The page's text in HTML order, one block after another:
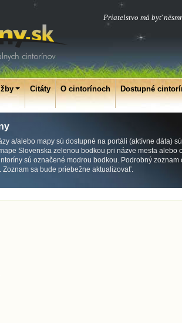
Priatelstvo má byť
Citáty O cintorínoch Dostupné
a/alebo mapy sú dostupné na portáli (aktívne dáta)
Slovenska zelenou bodkou pri názve mesta alebo
sú označené modrou bodkou. Podrobný zoznam
sa bude priebežne aktualizovať.